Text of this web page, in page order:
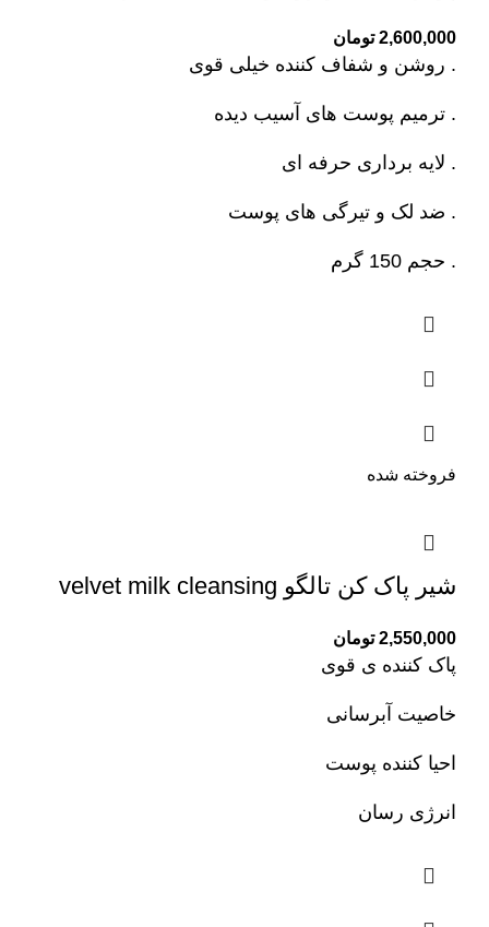
2,600,000 تومان
. روشن و شفاف کننده خیلی قوی
. ترمیم پوست های آسیب دیده
. لایه برداری حرفه ای
. ضد لک و تیرگی های پوست
. حجم 150 گرم
فروخته شده
شیر پاک کن تالگو velvet milk cleansing
2,550,000 تومان
پاک کننده ی قوی
خاصیت آبرسانی
احیا کننده پوست
انرژی رسان